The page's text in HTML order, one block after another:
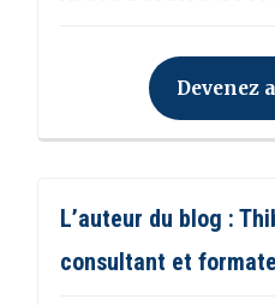
Devenez
L’auteur du blog :
consultant et